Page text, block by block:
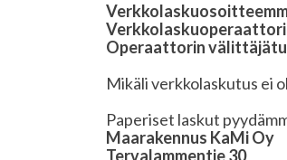
Operaattorin
Mikäli verkkolaskutus ei
Paperiset laskut
Maarakennus KaMi Oy
Tervalammentie 30